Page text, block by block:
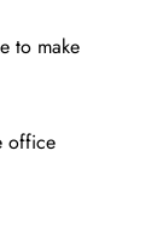
to make
office